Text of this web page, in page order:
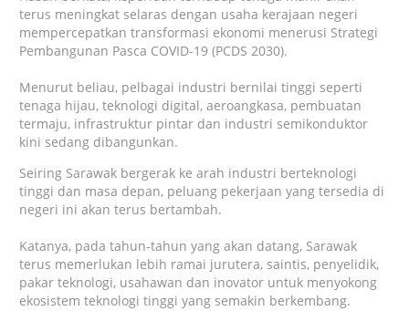
terus meningkat selaras dengan usaha kerajaan negeri
mempercepatkan transformasi ekonomi menerusi Strategi
Pembangunan Pasca COVID-19 (PCDS 2030).
Menurut beliau, pelbagai industri bernilai tinggi seperti
tenaga hijau, teknologi digital, aeroangkasa, pembuatan
termaju, infrastruktur pintar dan industri semikonduktor
kini sedang dibangunkan.
Seiring Sarawak bergerak ke arah industri berteknologi
tinggi dan masa depan, peluang pekerjaan yang tersedia di
negeri ini akan terus bertambah.
Katanya, pada tahun-tahun yang akan datang, Sarawak
terus memerlukan lebih ramai jurutera, saintis, penyelidik,
pakar teknologi, usahawan dan inovator untuk menyokong
ekosistem teknologi tinggi yang semakin berkembang.